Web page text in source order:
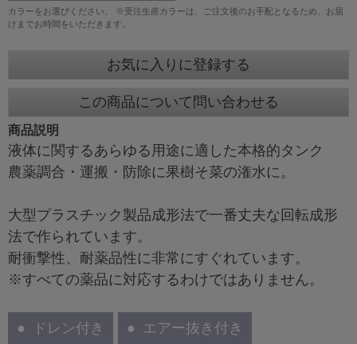
カラーをお選びください。 ※受注生産カラーは、ご注文後のお手配となるため、お届
けまでお時間をいただきます。
お気に入りに登録する
この商品について問い合わせる
商品説明
液体に関するあらゆる用途に適した本格的タンク
農薬調合・運搬・防除に果樹そ菜の潅水に。
大型プラスチック製品成形法で一番丈夫な回転成形
法で作られています。
耐衝撃性、耐薬品性に非常にすぐれています。
※すべての薬品に対応するわけではありません。
ドレン付き エアー抜き付き